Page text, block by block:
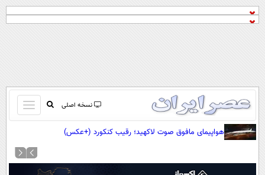
نسخه اصلی
باز
و
کردن
صفحه اول
آرشیو
هواپیمای مافوق صوت لاکهید؛ رقیب کنکورد (+عکس)